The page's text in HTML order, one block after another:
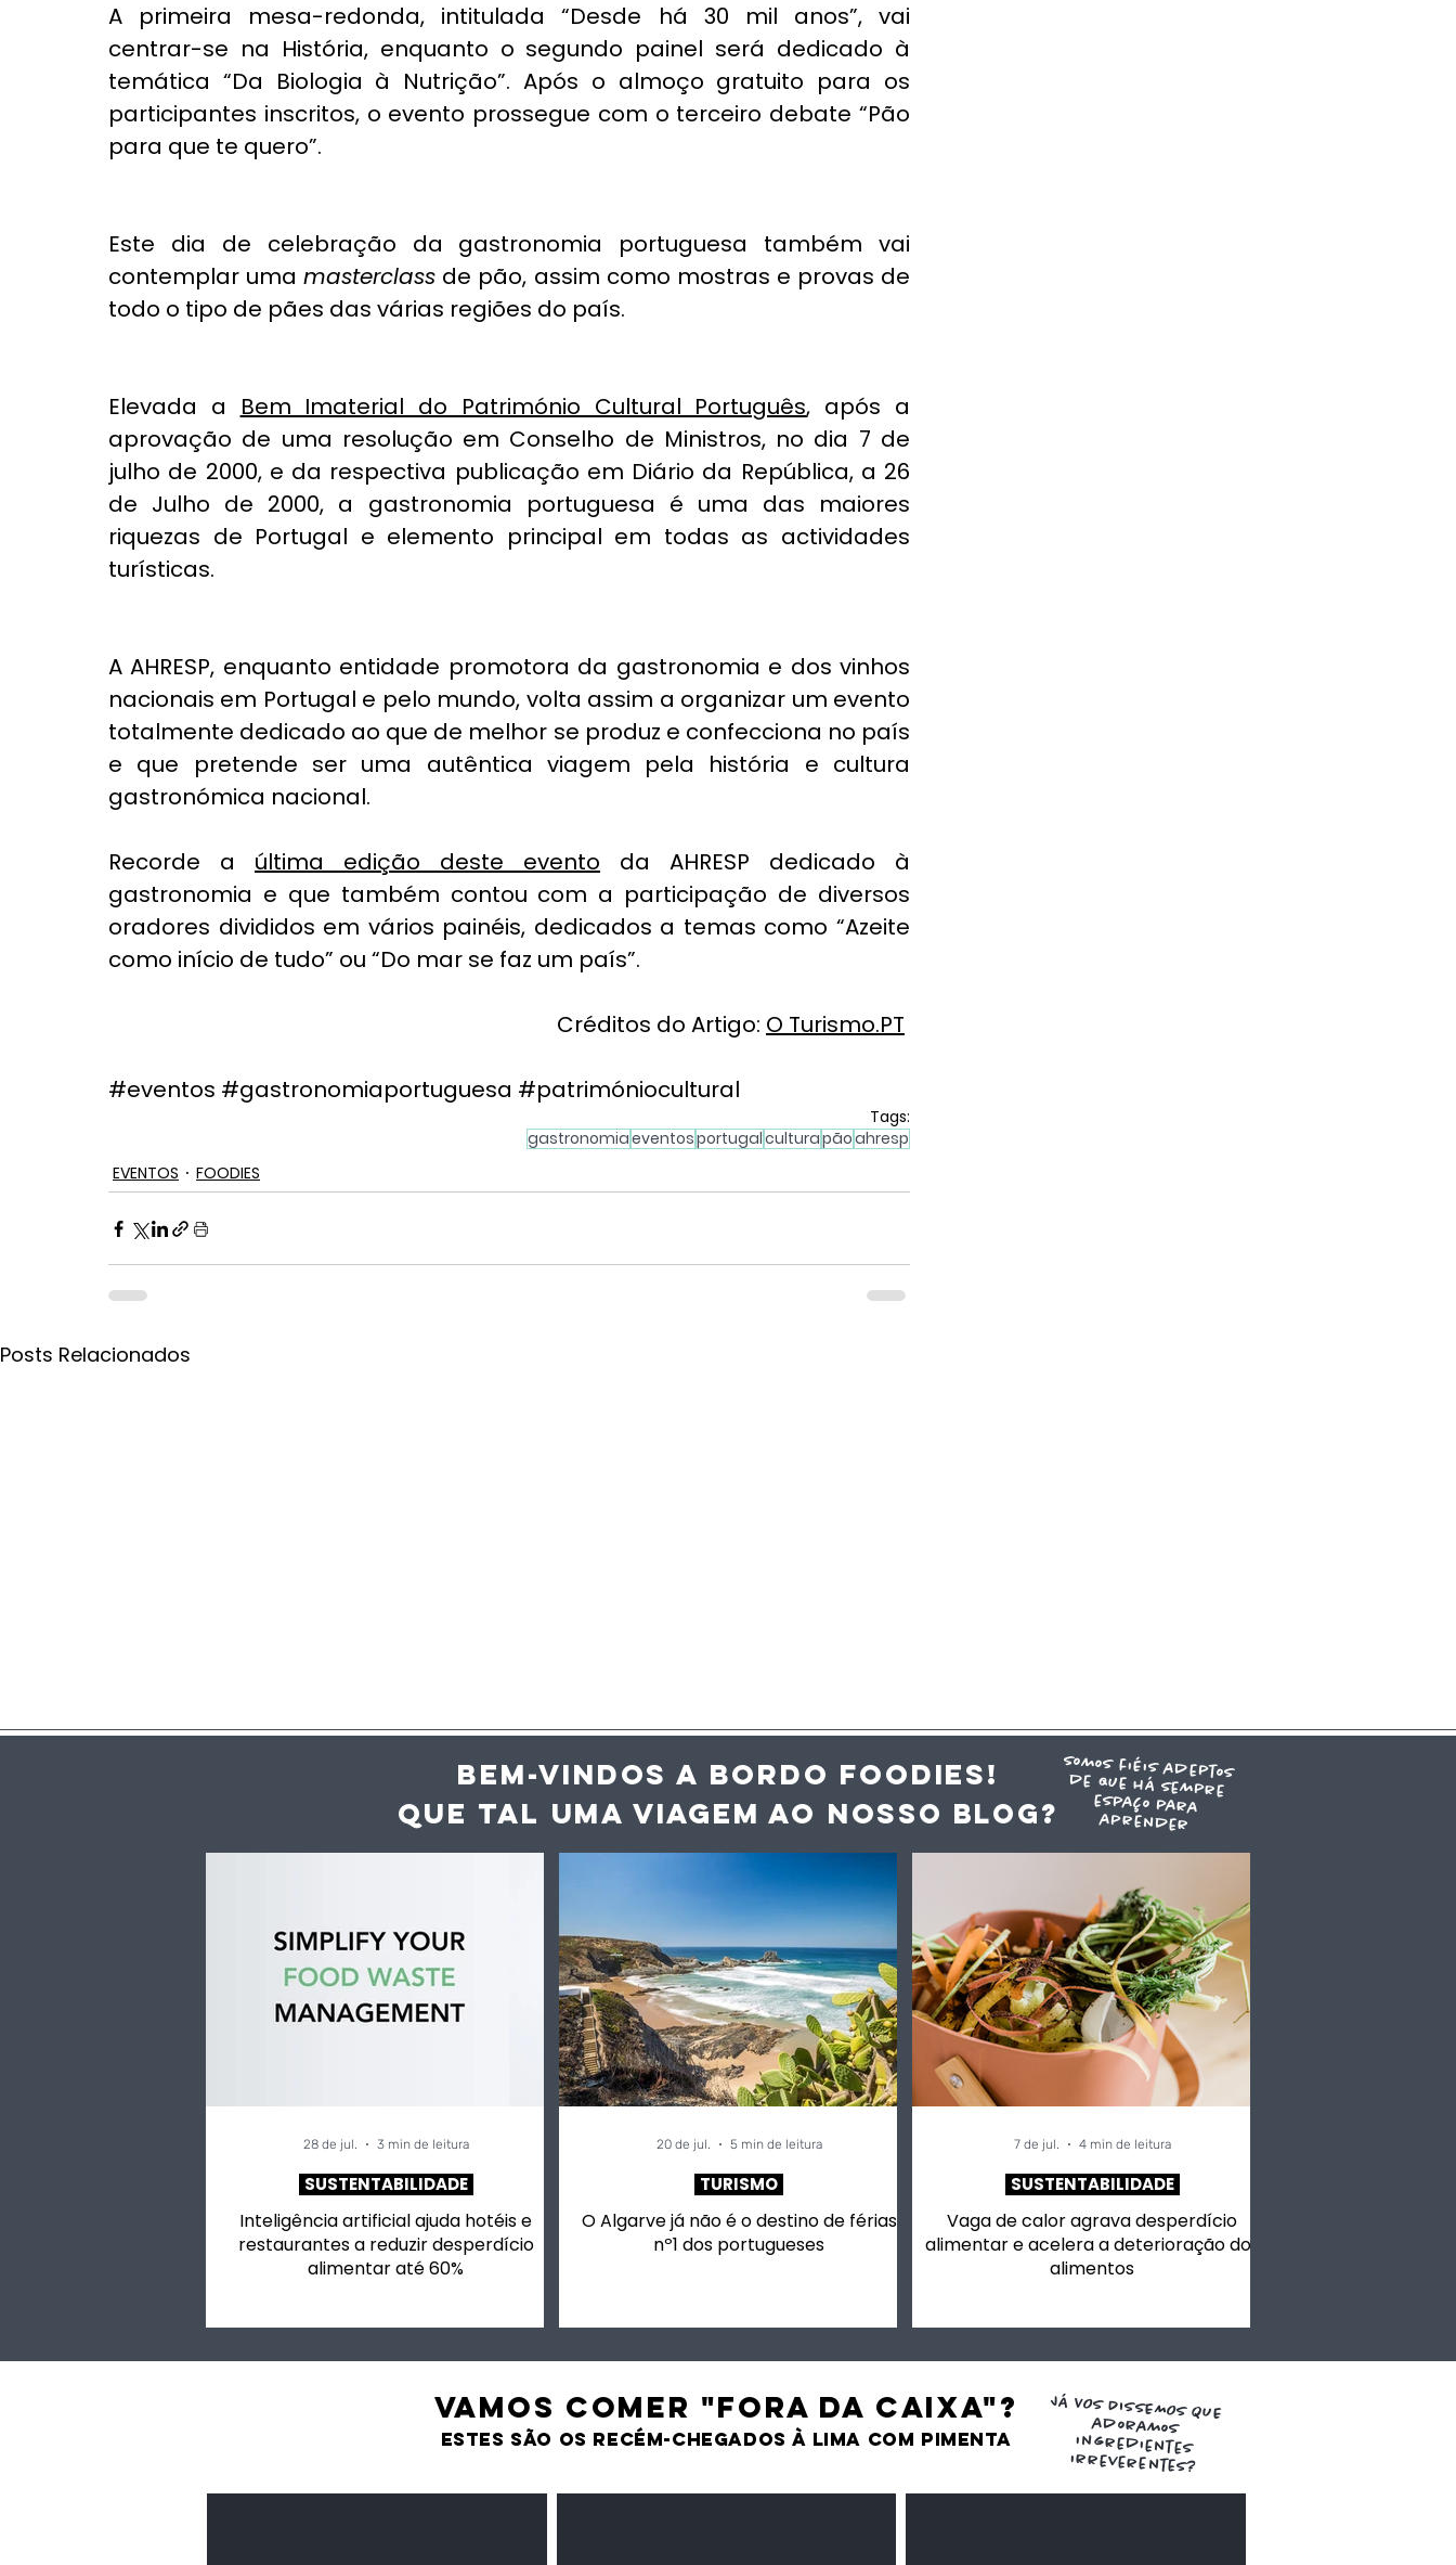
A primeira mesa-redonda, intitulada “Desde há 30 mil anos”, vai
centrar-se na História, enquanto o segundo painel será dedicado à
temática “Da Biologia à Nutrição”. Após o almoço gratuito para os
participantes inscritos, o evento prossegue com o terceiro debate “Pão
para que te quero”.
Este dia de celebração da gastronomia portuguesa também vai
contemplar uma masterclass de pão, assim como mostras e provas de
todo o tipo de pães das várias regiões do país.
Elevada a Bem Imaterial do Património Cultural Português, após a
aprovação de uma resolução em Conselho de Ministros, no dia 7 de
julho de 2000, e da respectiva publicação em Diário da República, a 26
de Julho de 2000, a gastronomia portuguesa é uma das maiores
riquezas de Portugal e elemento principal em todas as actividades
turísticas.
A AHRESP, enquanto entidade promotora da gastronomia e dos vinhos
nacionais em Portugal e pelo mundo, volta assim a organizar um evento
totalmente dedicado ao que de melhor se produz e confecciona no país
e que pretende ser uma autêntica viagem pela história e cultura
gastronómica nacional.
Recorde a última edição deste evento da AHRESP dedicado à
gastronomia e que também contou com a participação de diversos
oradores divididos em vários painéis, dedicados a temas como “Azeite
como início de tudo” ou “Do mar se faz um país”.
Créditos do Artigo: O Turismo.PT
#eventos #gastronomiaportuguesa #patrimóniocultural
Tags:
gastronomiaeventosportugalculturapãoahresp
EVENTOS
FOODIES
Posts Relacionados
UE regista mais de 3700
indicações geográficas,
que valem 15,5% das
exportações
Há uma exposição
gratuita em Tavira que
mostra um lado dos
mercados que quase
ninguém conhece
BEM-VINDOS A BORDO FOODIES!
QUE TAL UMA VIAGEM AO NOSSO blog?
somos fiéis adeptos
de que há sempre
espaço para
aprender
Inteligência artificial ajuda hotéis e
restaurantes a reduzir desperdício
alimentar até 60%
SUSTENTABILIDADE
28 de jul. 3 min de leitura
O Algarve já não é o destino de férias
nº1 dos portugueses
TURISMO
20 de jul. 5 min de leitura
Vaga de calor agrava desperdício
alimentar e acelera a deterioração dos
alimentos
SUSTENTABILIDADE
7 de jul. 4 min de leitura
VAMOS comer "fora da caixa"?
estes são os recém-chegados À LIMA COM PIMENTA
JÁ VOS DISSEMOS QUE
adoramos
ingredientes
irreverentes?